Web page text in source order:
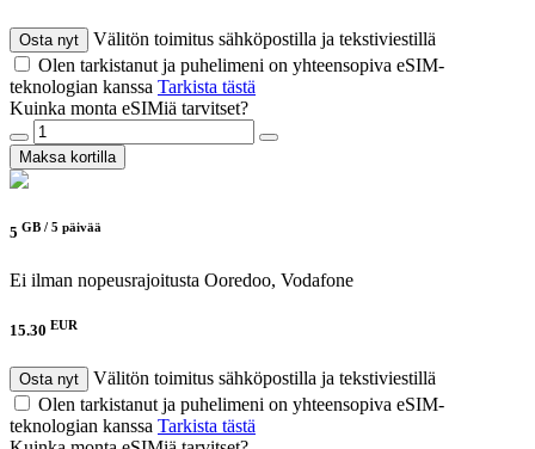
Osta nyt
Välitön toimitus sähköpostilla ja tekstiviestillä
Olen tarkistanut ja puhelimeni on yhteensopiva eSIM-
teknologian kanssa Tarkista tästä
Kuinka monta eSIMiä tarvitset?
Maksa kortilla
5 GB / 5 päivää
Ei ilman nopeusrajoitusta Ooredoo, Vodafone
15.30 EUR
Osta nyt
Välitön toimitus sähköpostilla ja tekstiviestillä
Olen tarkistanut ja puhelimeni on yhteensopiva eSIM-
teknologian kanssa Tarkista tästä